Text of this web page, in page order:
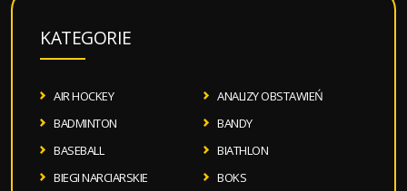
KATEGORIE
AIR HOCKEY
ANALIZY OBSTAWIEŃ
BADMINTON
BANDY
BASEBALL
BIATHLON
BIEGI NARCIARSKIE
BOKS